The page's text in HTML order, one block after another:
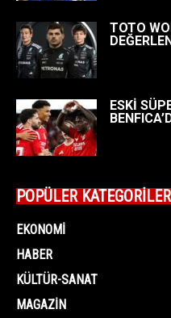
TOTO
ESKİ
POPÜLER KATEGORİLER
EKONOMI
HABER
KÜLTÜR-SANAT
MAGAZIN